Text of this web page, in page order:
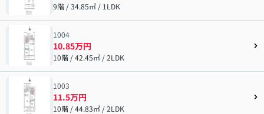
9階 / 34.85㎡ / 1LDK
1004
10.85万円
10階 / 42.45㎡ / 2LDK
1003
11.5万円
10階 / 44.83㎡ / 2LDK